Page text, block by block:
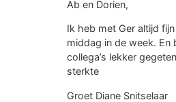
Ab en Dorien,
Ik heb met Ger altijd
middag in de week. En
collega’s lekker
sterkte
Groet Diane Snitselaar